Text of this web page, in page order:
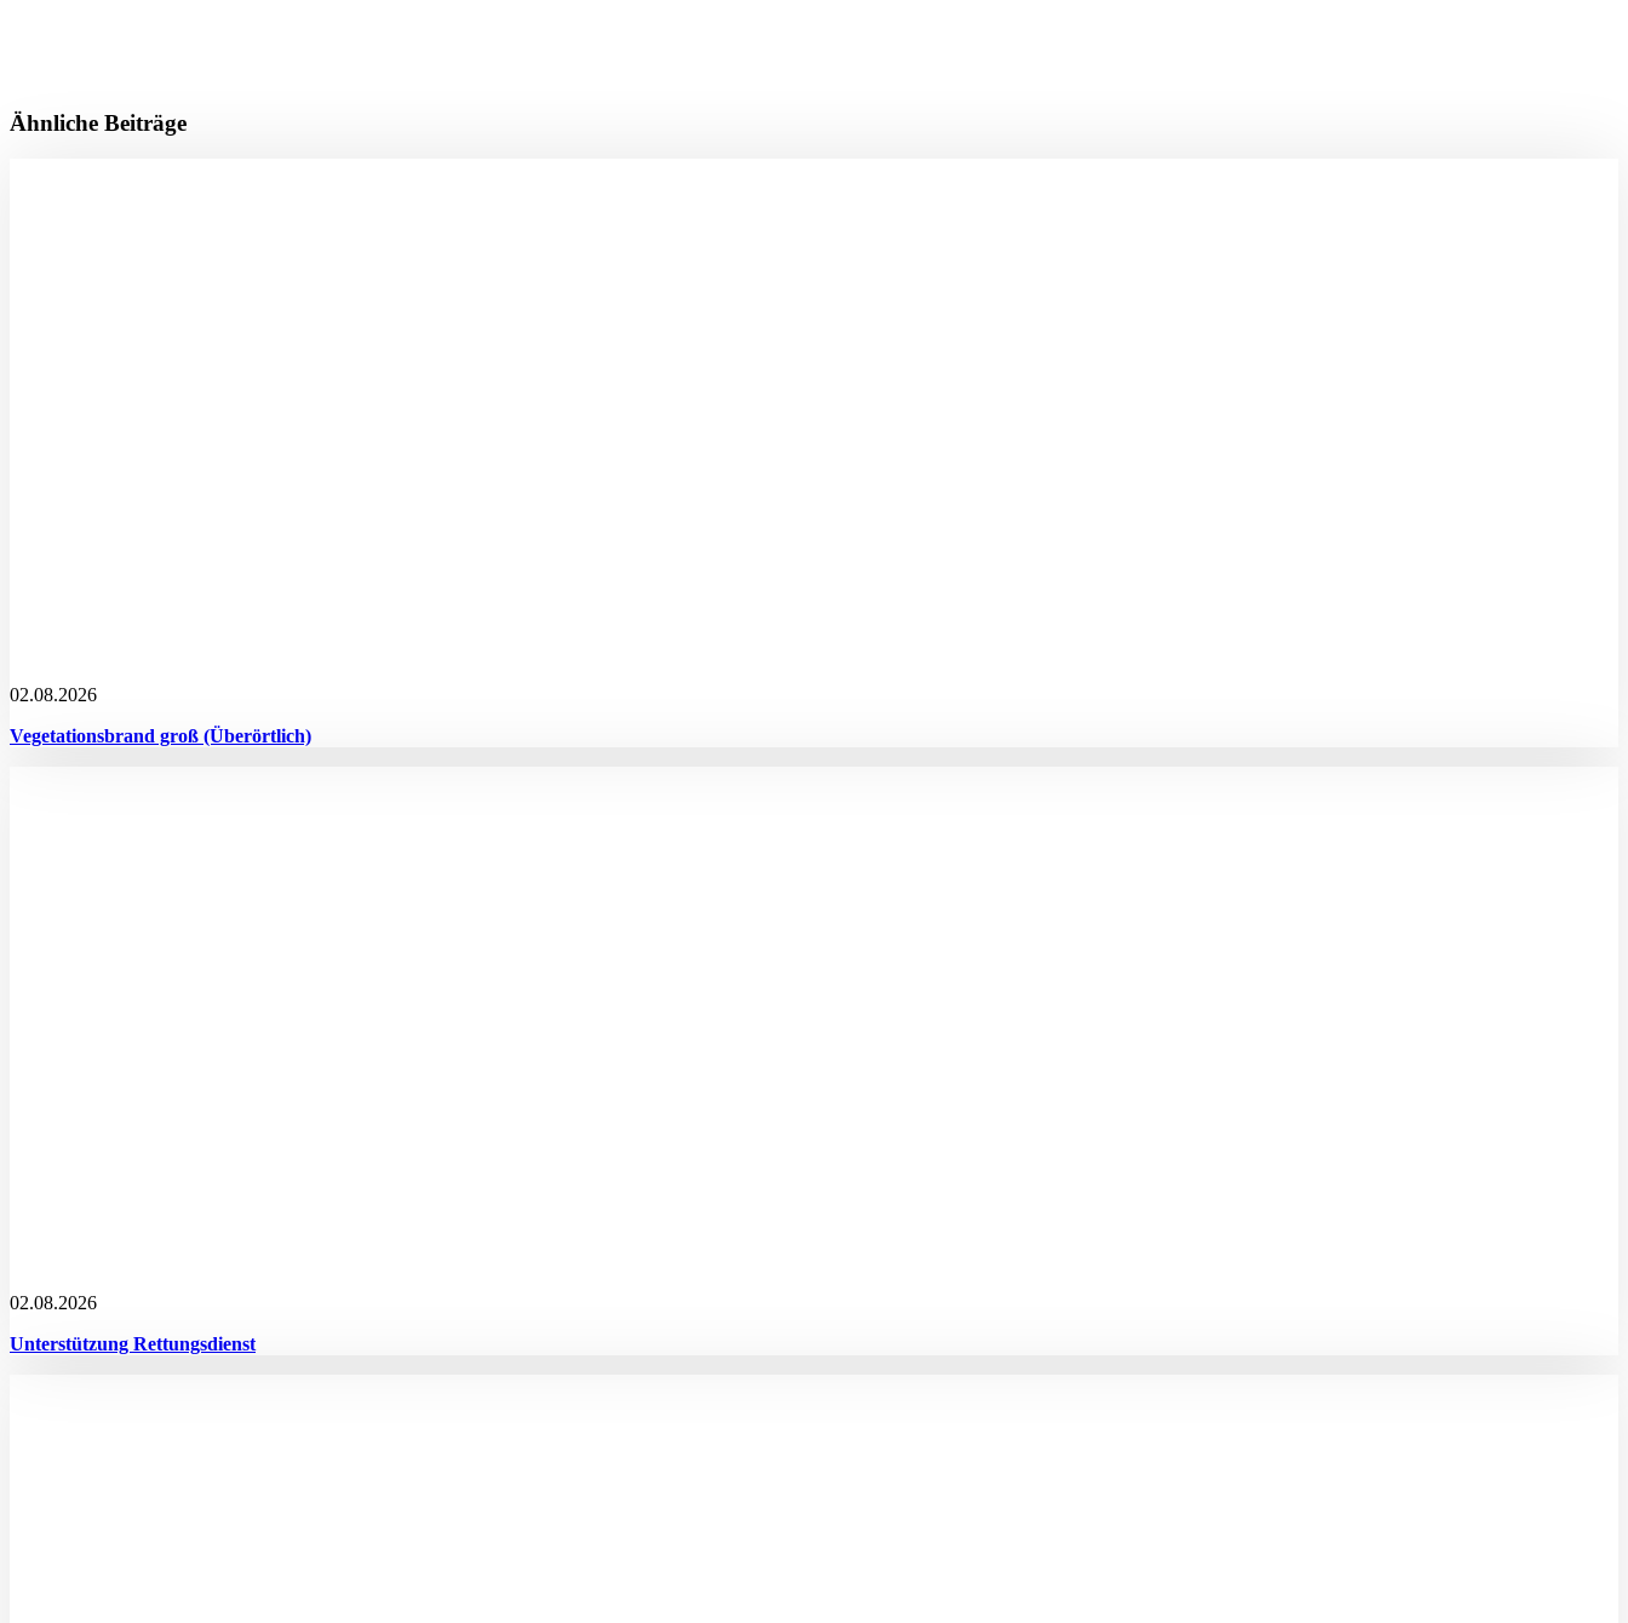
Ähnliche Beiträge
02.08.2026
Vegetationsbrand groß (Überörtlich)
02.08.2026
Unterstützung Rettungsdienst